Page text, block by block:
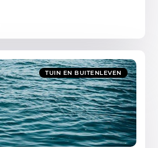
TUIN EN BUITENLEVEN